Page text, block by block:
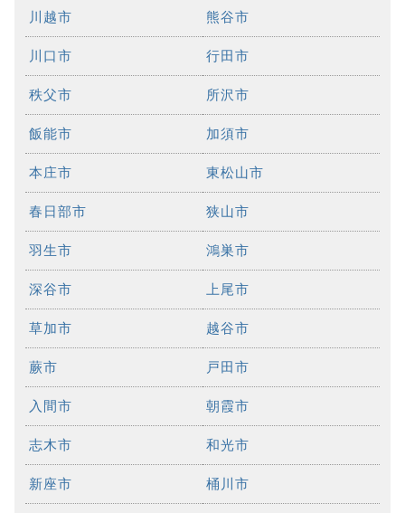
川越市 熊谷市
川口市 行田市
秩父市 所沢市
飯能市 加須市
本庄市 東松山市
春日部市 狭山市
羽生市 鴻巣市
深谷市 上尾市
草加市 越谷市
蕨市 戸田市
入間市 朝霞市
志木市 和光市
新座市 桶川市